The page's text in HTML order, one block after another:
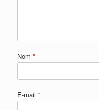
Nom *
E-mail *